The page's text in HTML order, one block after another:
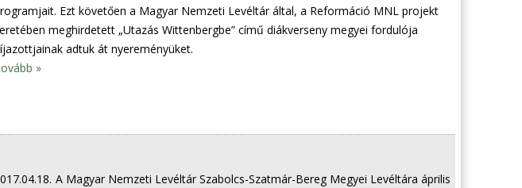
Ezt követően a Magyar Nemzeti Levéltár által, a Reformáció MNL projekt
meghirdetett „Utazás Wittenbergbe” című diákverseny megyei fordulója
adtuk át nyereményüket.
»
A Magyar Nemzeti Levéltár Szabolcs-Szatmár-Bereg Megyei Levéltára április